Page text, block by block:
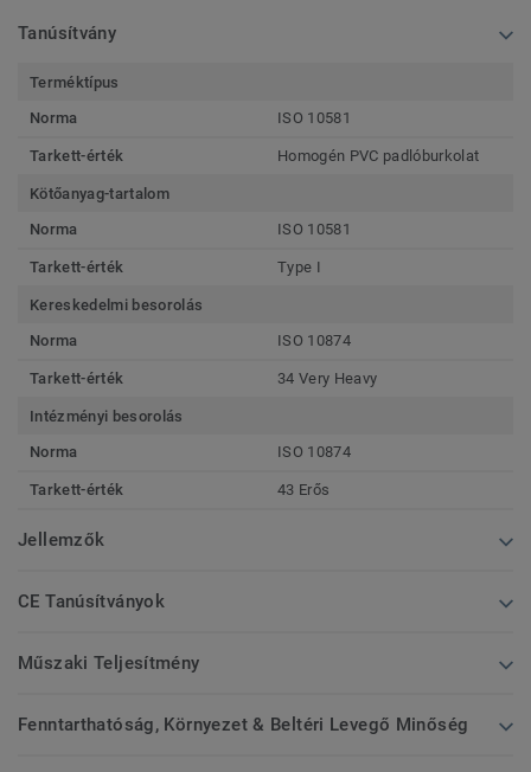
Tanúsítvány
Terméktípus
Norma
ISO 10581
Tarkett-érték Homogén PVC padlóburkolat
Kötőanyag-tartalom
Norma
ISO 10581
Tarkett-érték Type I
Kereskedelmi besorolás
Norma
ISO 10874
Tarkett-érték 34 Very Heavy
Intézményi besorolás
Norma
ISO 10874
Tarkett-érték 43 Erős
Jellemzők
CE Tanúsítványok
Műszaki Teljesítmény
Fenntarthatóság, Környezet & Beltéri Levegő Minőség